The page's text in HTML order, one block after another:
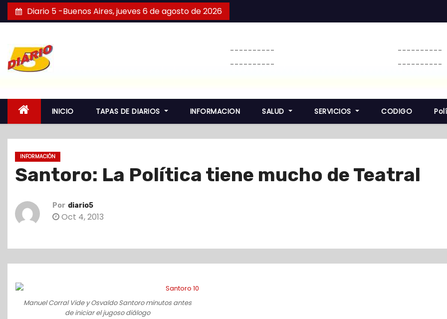
a
Diario 5 -Buenos Aires, jueves 6 de agosto de 2026
----------
----------
----------
----------
INICIO TAPAS DE DIARIOS INFORMACION SALUD SERVICIOS CODIGO
INFORMACIÓN
Santoro: La Política tiene mucho de Teatral
Por diario5
Oct 4, 2013
Manuel Corral Vide y Osvaldo Santoro minutos antes
de iniciar el jugoso diálogo